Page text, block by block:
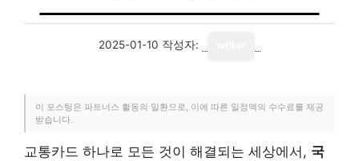
2025-01-10 작성자:
이 포스팅은 파트너스 활동의 일환으로, 이에 따른 일정액의 수수료를 제공
받습니다.
교통카드 하나로 모든 것이 해결되는 세상에서, 국